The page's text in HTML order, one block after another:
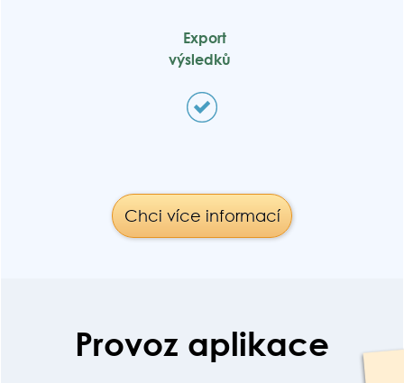
Export
výsledků
Chci více informací
Provoz aplikace